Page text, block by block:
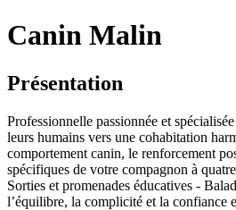
Canin Malin
Présentation
Professionnelle passionnée et
leurs humains vers une cohabitation
comportement canin, le renforcement
spécifiques de votre compagnon à
Sorties et promenades éducatives -
l’équilibre, la complicité et la confiance